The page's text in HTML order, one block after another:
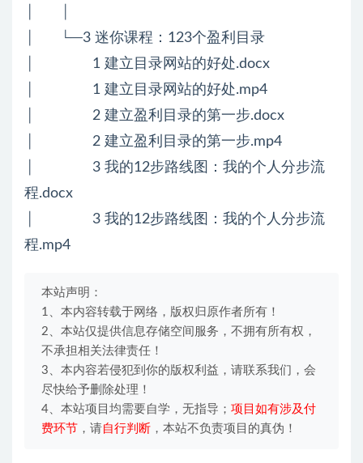
│ └─3 迷你课程：123个盈利目录
│ 1 建立目录网站的好处.docx
│ 1 建立目录网站的好处.mp4
│ 2 建立盈利目录的第一步.docx
│ 2 建立盈利目录的第一步.mp4
│ 3 我的12步路线图：我的个人分步流
程.docx
│ 3 我的12步路线图：我的个人分步流
程.mp4
本站声明：
1、本内容转载于网络，版权归原作者所有！
2、本站仅提供信息存储空间服务，不拥有所有权，
不承担相关法律责任！
3、本内容若侵犯到你的版权利益，请联系我们，会
尽快给予删除处理！
4、本站项目均需要自学，无指导； 项目如有涉及付
费环节 ，请自行判断 ，本站不负责项目的真伪！